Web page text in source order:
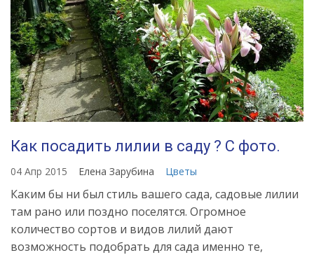
Как посадить лилии в саду ? С фото.
04 Апр 2015 Елена Зарубина Цветы
Каким бы ни был стиль вашего сада, садовые лилии
там рано или поздно поселятся. Огромное
количество сортов и видов лилий дают
возможность подобрать для сада именно те,